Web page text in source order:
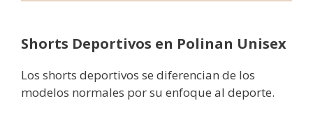
Shorts Deportivos en Polinan Unisex
Los shorts deportivos se diferencian de los
modelos normales por su enfoque al deporte.